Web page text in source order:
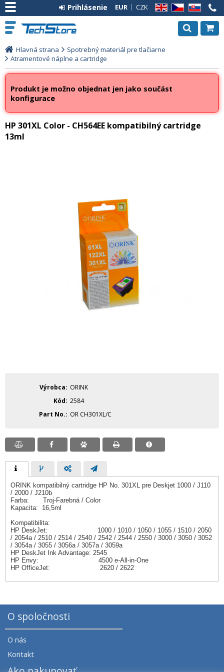
EN CZ SK
EUR CZK
Prihlásenie
Hlavná strana
Spotrebný materiál pre tlačiarne
Atramentové náplne a cartridge
Produkt je možno objednat jen jako součást
konfigurace
HP 301XL Color - CH564EE kompatibilný cartridge
13ml
Výrobca
ORINK
Kód 2584
Part No.
OR CH301XL/C
ORINK kompatibilný cartridge HP No. 301XL pre Deskjet 1000 / J110
/ 2000 / J210b
Farba: Troj-Farebná / Color
Kapacita: 16,5ml
Kompatibilita:
HP DeskJet: 1000 / 1010 / 1050 / 1055 / 1510 / 2050
/ 2054a / 2510 / 2514 / 2540 / 2542 / 2544 / 2550 / 3000 / 3050 / 3052
/ 3054a / 3055 / 3056a / 3057a / 3059a
HP DeskJet Ink Advantage: 2545
HP Envy: 4500 e-All-in-One
HP OfficeJet: 2620 / 2622
O spoločnosti
O nás
Kontakt